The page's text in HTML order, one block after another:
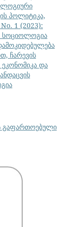
პოლიტიკა,
1 (2023):
სოციოლოგია
ჩარევის
და
გაფართოებული